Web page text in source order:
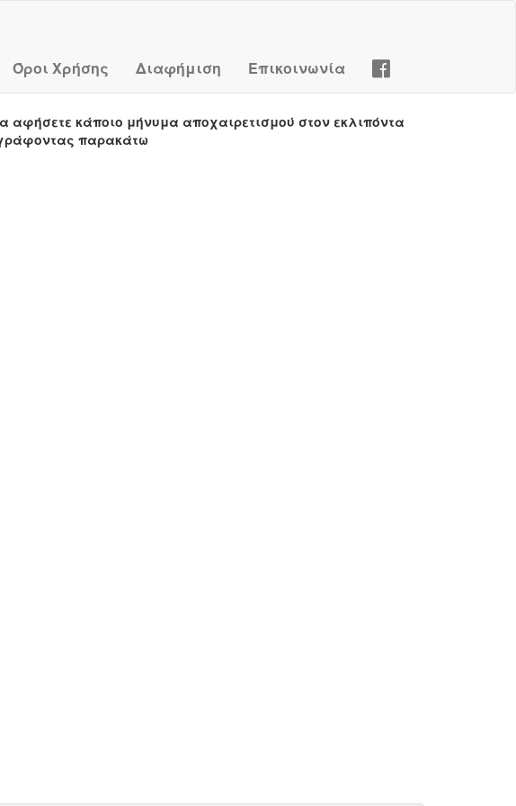
Όροι Χρήσης Διαφήμιση Επικοινωνία
αφήσετε κάποιο μήνυμα αποχαιρετισμού στον εκλιπόντα
παρακάτω